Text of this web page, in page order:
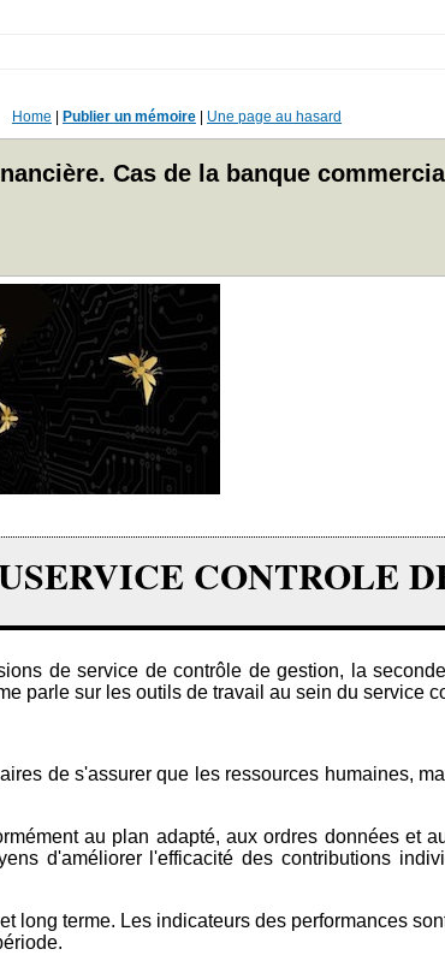
Home Publier un mémoire Une page au hasard
Cas de la banque
CONTROLE
de service de contrôle de gestion, la
parle sur les outils de travail au sein du service
de s'assurer que les ressources humaines,
au plan adapté, aux ordres données et
d'améliorer l'efficacité des contributions
long terme. Les indicateurs des performances